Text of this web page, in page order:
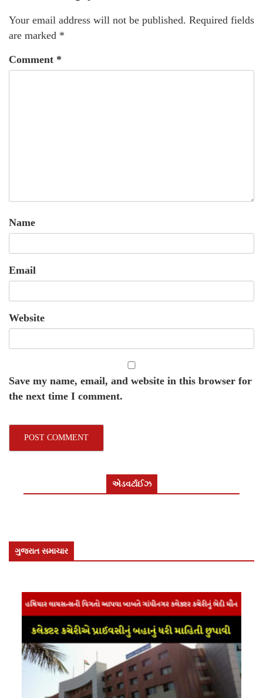
Your email address will not be published. Required fields
are marked *
Comment *
Name
Email
Website
Save my name, email, and website in this browser for
the next time I comment.
એડવર્ટાઈઝ
ગુજરાત સમાચાર